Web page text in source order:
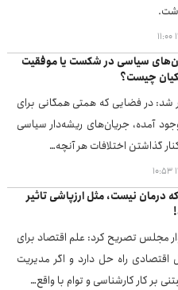
سیاسی در شکست یا موفقیت
چیست؟
شد: در فضایی که همتی همگانی برای
آمده، جریان‌های ریشه‌دار سیاسی
گذاشتن اختلافات هر آنچه…
درمان نیست، مثل ارزپاشی تاثیر
مجلس تصریح کرد: علم اقتصاد برای
راه حل دارد و اگر مدیریت
بر کار کارشناسی و توام با واقع…